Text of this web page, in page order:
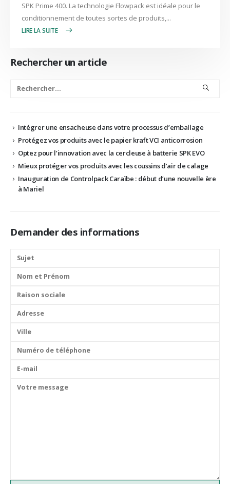
SPK Prime 400. La technologie Flowpack est idéale pour le
conditionnement de toutes sortes de produits,...
Rechercher un article
Intégrer une ensacheuse dans votre processus d’emballage
Protégez vos produits avec le papier kraft VCI anticorrosion
Optez pour l’innovation avec la cercleuse à batterie SPK EVO
Mieux protéger vos produits avec les coussins d’air de calage
Inauguration de Controlpack Caraïbe : début d’une nouvelle ère
à Mariel
Demander des informations